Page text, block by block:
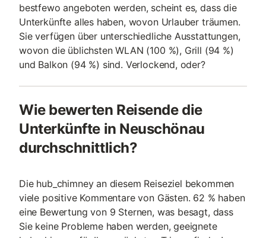
bestfewo angeboten werden, scheint es, dass die
Unterkünfte alles haben, wovon Urlauber träumen.
Sie verfügen über unterschiedliche Ausstattungen,
wovon die üblichsten WLAN (100 %), Grill (94 %)
und Balkon (94 %) sind. Verlockend, oder?
Wie bewerten Reisende die
Unterkünfte in Neuschönau
durchschnittlich?
Die hub_chimney an diesem Reiseziel bekommen
viele positive Kommentare von Gästen. 62 % haben
eine Bewertung von 9 Sternen, was besagt, dass
Sie keine Probleme haben werden, geeignete